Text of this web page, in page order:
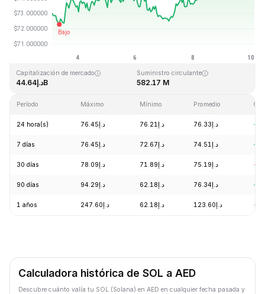
Última actualización: 2026-08-10, 03:17 GMT+0
Máximo histórico
Capitalización de mercado
د.إ44.64B
Suministro circulante
582.17 M
Período Máximo Mínimo Promedio
24 hora(s) د.إ76.45 د.إ76.21 د.إ76.33
7 días د.إ76.45 د.إ72.67 د.إ74.51
30 días د.إ78.09 د.إ71.89 د.إ75.19 -
90 días د.إ94.29 د.إ62.18 د.إ76.34
1 años د.إ247.60 د.إ62.18 د.إ123.60 -
Calculadora histórica de SOL a AED
Descubre cuánto valía tu SOL (Solana) en AED en cualquier fecha pasada y